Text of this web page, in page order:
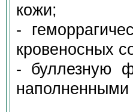
кожи;
-
кровеносных
- буллезную
наполненными